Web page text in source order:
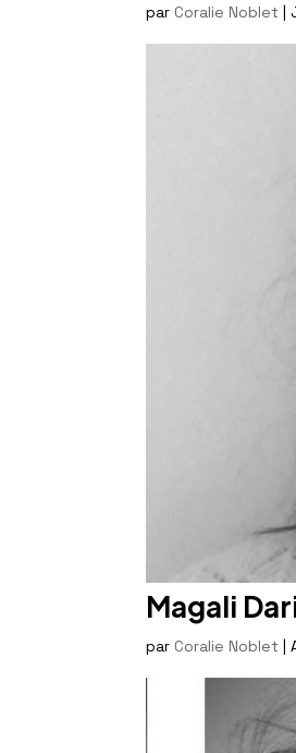
par Coralie Noblet |
Magali
par Coralie Noblet |